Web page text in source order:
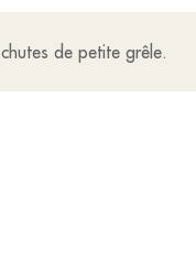
de petite grêle.